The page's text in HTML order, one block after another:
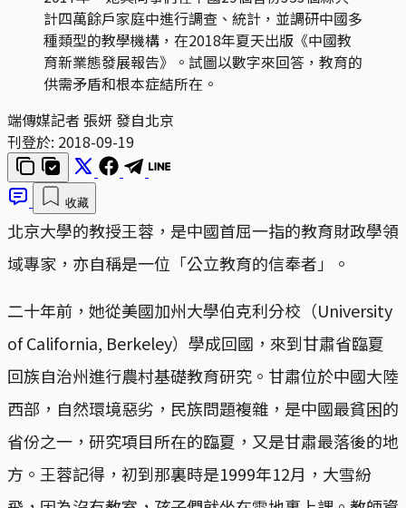
計四萬餘戶家庭中進行調查、統計，並調研中國多
種類型的教學機構，在2018年夏天出版《中國教
育新業態發展報告》。試圖以數字來回答，教育的
供需矛盾和根本症結所在。
端傳媒記者 張妍 發自北京
刊登於: 2018-09-19
收藏
北京大學的教授王蓉，是中國首屈一指的教育財政學領
域專家，亦自稱是一位「公立教育的信奉者」。
二十年前，她從美國加州大學伯克利分校（University
of California, Berkeley）學成回國，來到甘肅省臨夏
回族自治州進行農村基礎教育研究。甘肅位於中國大陸
西部，自然環境惡劣，民族問題複雜，是中國最貧困的
省份之一，研究項目所在的臨夏，又是甘肅最落後的地
方。王蓉記得，初到那裏時是1999年12月，大雪紛